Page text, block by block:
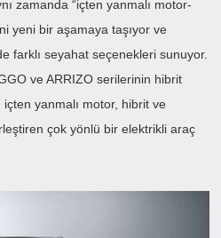
zamanda “içten yanmalı motor-
yeni bir aşamaya taşıyor ve
farklı seyahat seçenekleri sunuyor.
ve ARRIZO serilerinin hibrit
içten yanmalı motor, hibrit ve
çok yönlü bir elektrikli araç